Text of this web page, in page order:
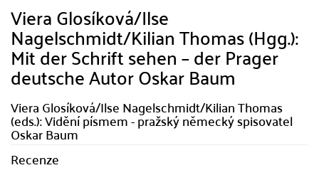
Viera Glosíková/Ilse
Nagelschmidt/Kilian Thomas (Hgg.):
Mit der Schrift sehen – der Prager
deutsche Autor Oskar Baum
Viera Glosíková/Ilse Nagelschmidt/Kilian Thomas
(eds.): Vidění písmem - pražský německý spisovatel
Oskar Baum
Recenze